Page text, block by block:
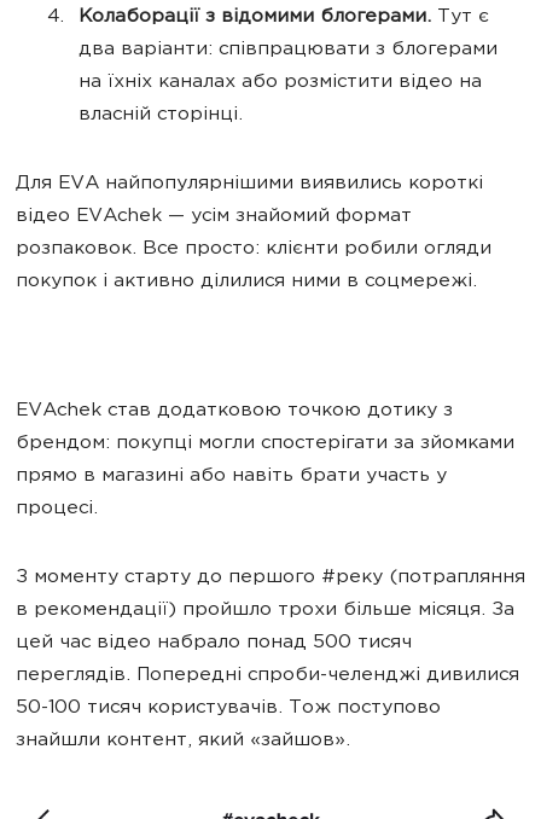
Колаборації з відомими блогерами. Тут є
два варіанти: співпрацювати з блогерами
на їхніх каналах або розмістити відео на
власній сторінці.
Для EVA найпопулярнішими виявились короткі
відео EVAchek — усім знайомий формат
розпаковок. Все просто: клієнти робили огляди
покупок і активно ділилися ними в соцмережі.
EVAchek став додатковою точкою дотику з
брендом: покупці могли спостерігати за зйомками
прямо в магазині або навіть брати участь у
процесі.
З моменту старту до першого #реку (потрапляння
в рекомендації) пройшло трохи більше місяця. За
цей час відео набрало понад 500 тисяч
переглядів. Попередні спроби-челенджі дивилися
50-100 тисяч користувачів. Тож поступово
знайшли контент, який «зайшов».